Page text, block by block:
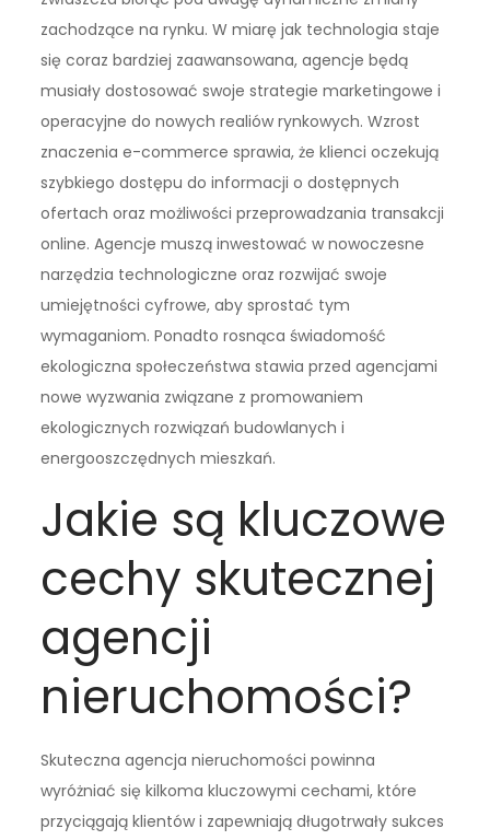
zachodzące na rynku. W miarę jak technologia staje
się coraz bardziej zaawansowana, agencje będą
musiały dostosować swoje strategie marketingowe i
operacyjne do nowych realiów rynkowych. Wzrost
znaczenia e-commerce sprawia, że klienci oczekują
szybkiego dostępu do informacji o dostępnych
ofertach oraz możliwości przeprowadzania transakcji
online. Agencje muszą inwestować w nowoczesne
narzędzia technologiczne oraz rozwijać swoje
umiejętności cyfrowe, aby sprostać tym
wymaganiom. Ponadto rosnąca świadomość
ekologiczna społeczeństwa stawia przed agencjami
nowe wyzwania związane z promowaniem
ekologicznych rozwiązań budowlanych i
energooszczędnych mieszkań.
Jakie są kluczowe
cechy skutecznej
agencji
nieruchomości?
Skuteczna agencja nieruchomości powinna
wyróżniać się kilkoma kluczowymi cechami, które
przyciągają klientów i zapewniają długotrwały sukces